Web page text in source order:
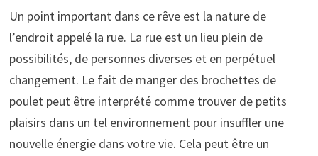
Un point important dans ce rêve est la nature de
l’endroit appelé la rue. La rue est un lieu plein de
possibilités, de personnes diverses et en perpétuel
changement. Le fait de manger des brochettes de
poulet peut être interprété comme trouver de petits
plaisirs dans un tel environnement pour insuffler une
nouvelle énergie dans votre vie. Cela peut être un